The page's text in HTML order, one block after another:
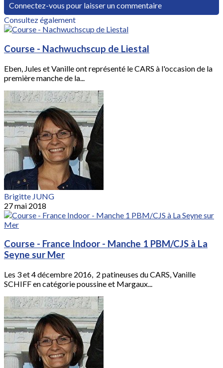
Connectez-vous pour laisser un commentaire
Consultez également
Course - Nachwuchscup de Liestal
Eben, Jules et Vanille ont représenté le CARS à l'occasion de la
première manche de la...
Brigitte JUNG
27 mai 2018
Course - France Indoor - Manche 1 PBM/CJS à La
Seyne sur Mer
Les 3 et 4 décembre 2016, 2 patineuses du CARS, Vanille
SCHIFF en catégorie poussine et Margaux...